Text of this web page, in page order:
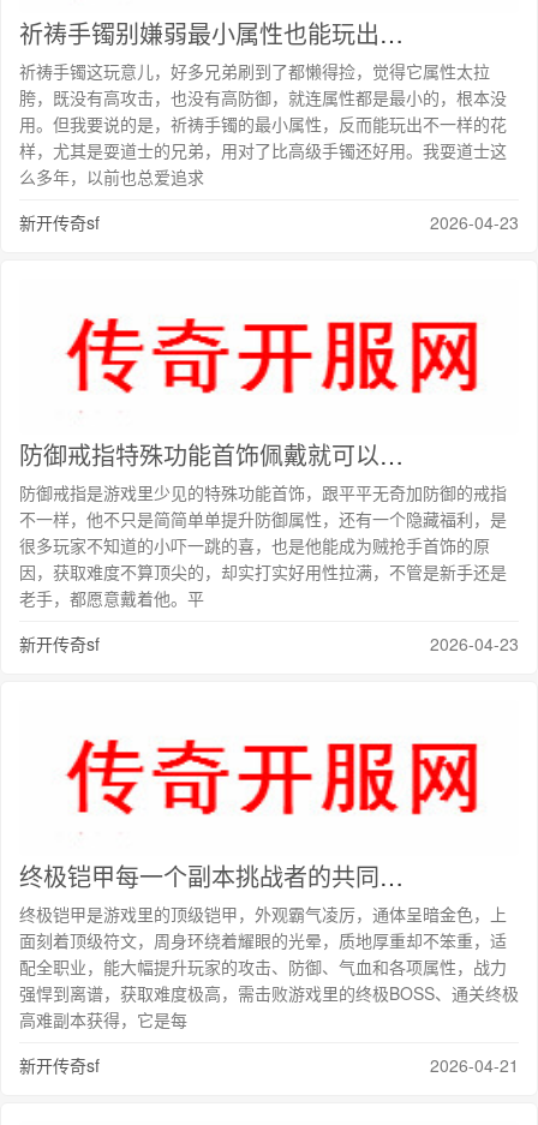
祈祷手镯别嫌弱最小属性也能玩出花样
祈祷手镯这玩意儿，好多兄弟刷到了都懒得捡，觉得它属性太拉
胯，既没有高攻击，也没有高防御，就连属性都是最小的，根本没
用。但我要说的是，祈祷手镯的最小属性，反而能玩出不一样的花
样，尤其是耍道士的兄弟，用对了比高级手镯还好用。我耍道士这
么多年，以前也总爱追求
新开传奇sf
2026-04-23
防御戒指特殊功能首饰佩戴就可以获得祝福油
防御戒指是游戏里少见的特殊功能首饰，跟平平无奇加防御的戒指
不一样，他不只是简简单单提升防御属性，还有一个隐藏福利，是
很多玩家不知道的小吓一跳的喜，也是他能成为贼抢手首饰的原
因，获取难度不算顶尖的，却实打实好用性拉满，不管是新手还是
老手，都愿意戴着他。平
新开传奇sf
2026-04-23
终极铠甲每一个副本挑战者的共同愿望
终极铠甲是游戏里的顶级铠甲，外观霸气凌厉，通体呈暗金色，上
面刻着顶级符文，周身环绕着耀眼的光晕，质地厚重却不笨重，适
配全职业，能大幅提升玩家的攻击、防御、气血和各项属性，战力
强悍到离谱，获取难度极高，需击败游戏里的终极BOSS、通关终极
高难副本获得，它是每
新开传奇sf
2026-04-21